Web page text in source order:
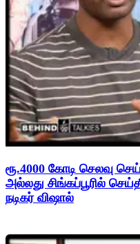
ரூ.4000 கோடி செலவு
அல்லது சிங்கப்பூரில்
நடிகர் விஷால்